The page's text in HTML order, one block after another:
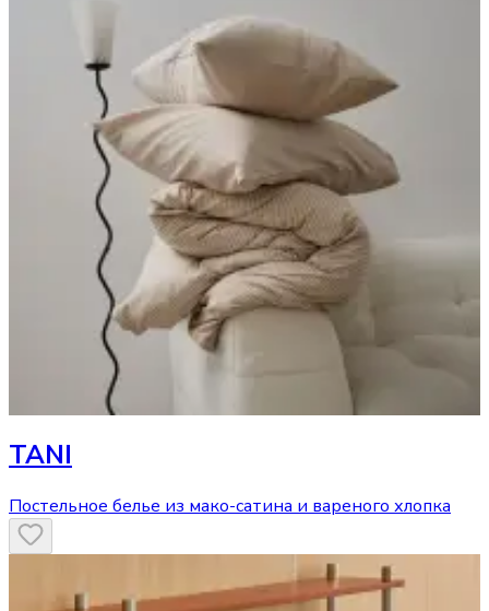
TANI
Постельное белье из мако-сатина и вареного хлопка